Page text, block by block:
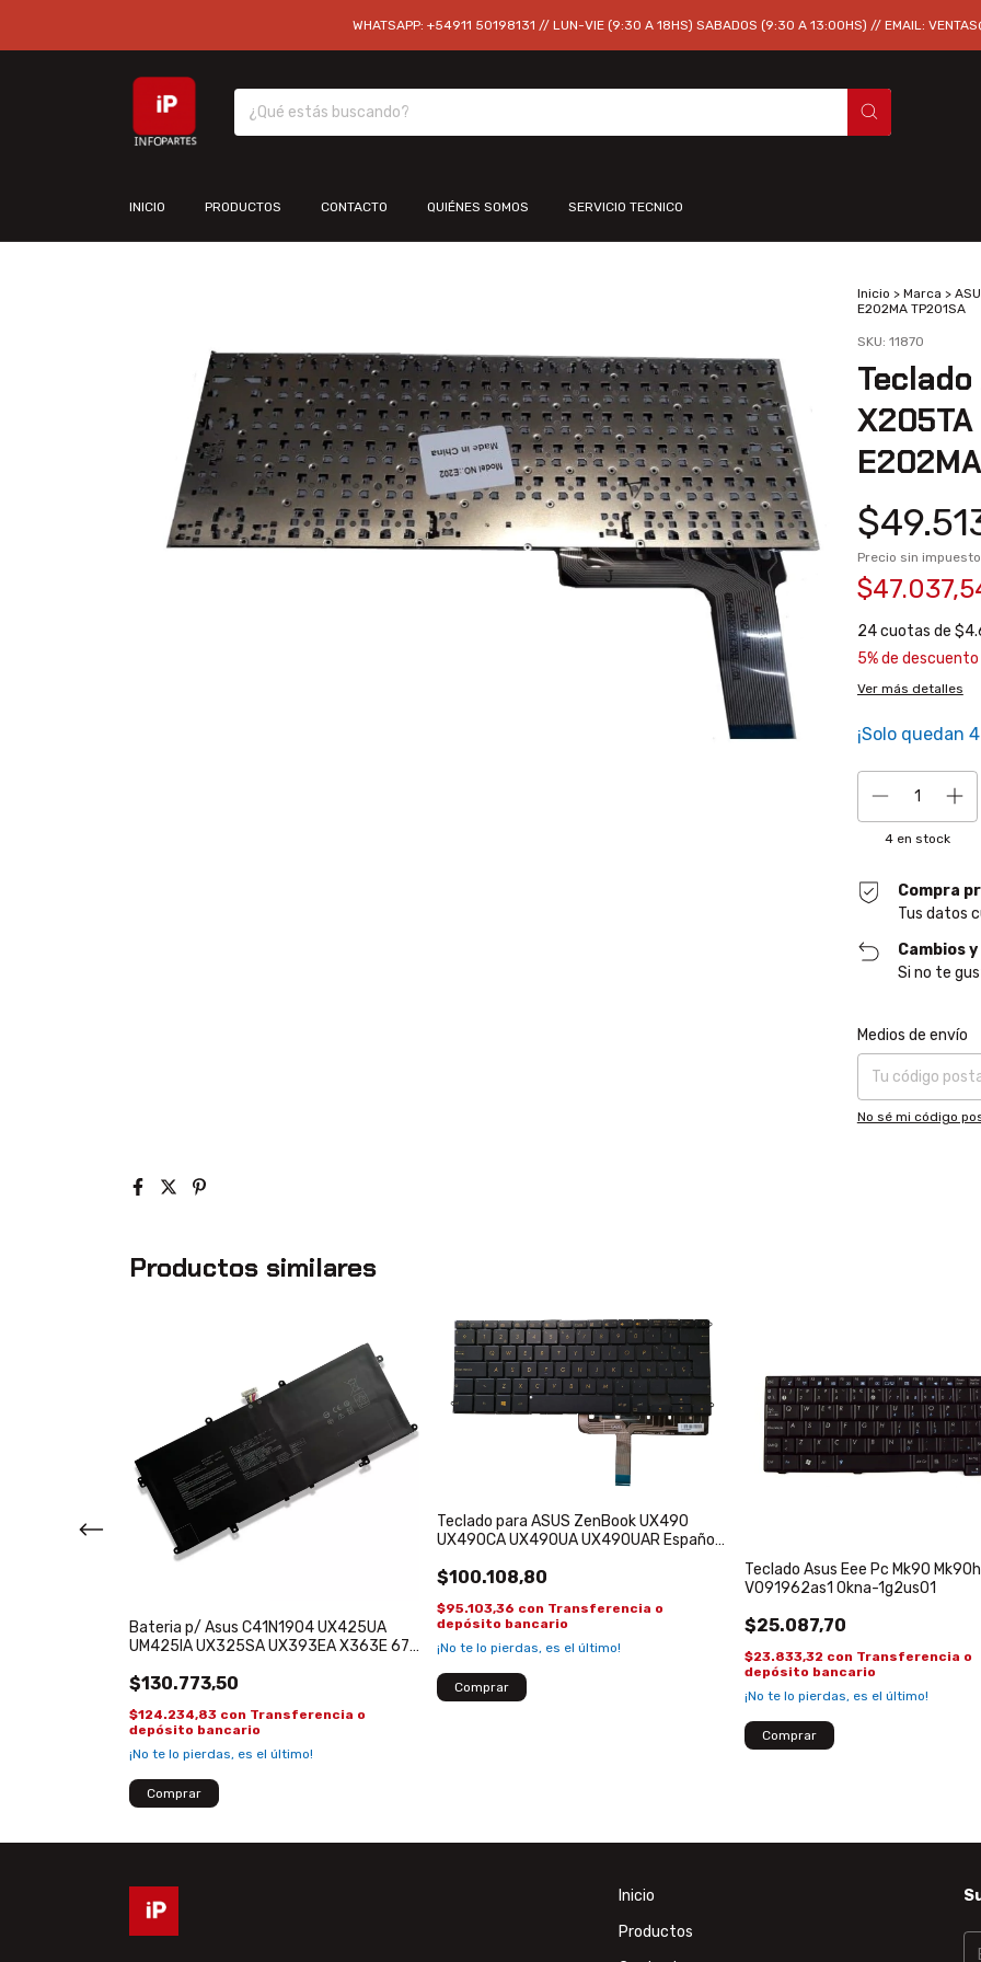
WHATSAPP: +54911 50198131 // LUN-VIE (9:30 A 18HS) SABADOS (9:30 A 13:00HS) // EMAIL:
INICIO PRODUCTOS CONTACTO QUIÉNES SOMOS SERVICIO TECNICO
Inicio > Marca >
E202MA TP201SA
SKU: 11870
Precio sin
24cuotas de
5% de descuento
Ver más detalles
¡Solo quedan 4
4en stock
Compra
Tus datos
Cambios
Si no te
Entregas para el CP:
Medios de envío
No sé mi código
Productos similares
Bateria p/ Asus C41N1904 UX425UA
UM425IA UX325SA UX393EA X363E 67
$130.773,50
$124.234,83 con Transferencia o
depósito bancario
¡No te lo pierdas, es el último!
Teclado para ASUS ZenBook UX490
UX490CA UX490UA UX490UAR Español
$100.108,80
$95.103,36 con Transferencia o
depósito bancario
¡No te lo pierdas, es el último!
Teclado Asus Eee Pc Mk90 Mk90h
V091962as1 0kna-1g2us01
$25.087,70
$23.833,32 con Transferencia o
depósito bancario
¡No te lo pierdas, es el último!
Inicio
Productos